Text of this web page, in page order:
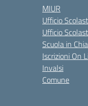
MIUR
Ufficio
Ufficio
Scuola in
Iscrizioni On
Invalsi
Comune